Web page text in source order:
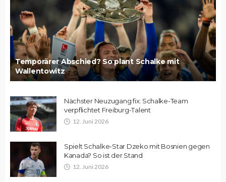
Temporärer Abschied? So plant Schalke mit
Wallentowitz
Nächster Neuzugang fix: Schalke-Team
verpflichtet Freiburg-Talent
12. Juni 2026
Spielt Schalke-Star Dzeko mit Bosnien gegen
Kanada? So ist der Stand
12. Juni 2026